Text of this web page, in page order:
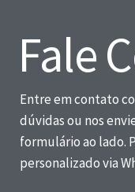
Fale
Entre em contato
dúvidas ou nos
formulário ao lado.
personalizado via